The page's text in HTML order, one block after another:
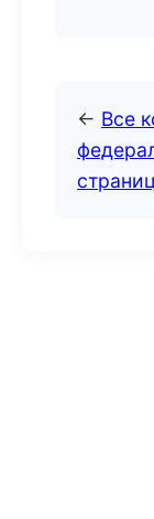
← Все